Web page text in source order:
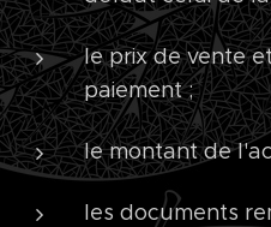
le prix de vente
paiement ;
le montant de
les documents